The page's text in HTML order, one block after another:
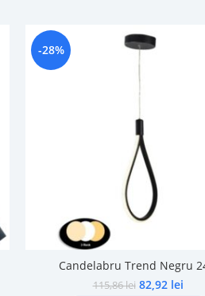
-28%
Candelabru Trend Negru
115,86lei 82,92 lei